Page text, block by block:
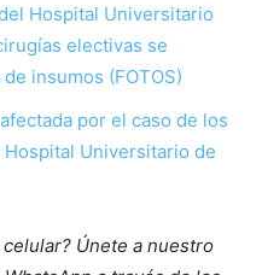
Hospital Universitario
electivas se
insumos (FOTOS)
por el caso de los
Universitario de
Únete a nuestro